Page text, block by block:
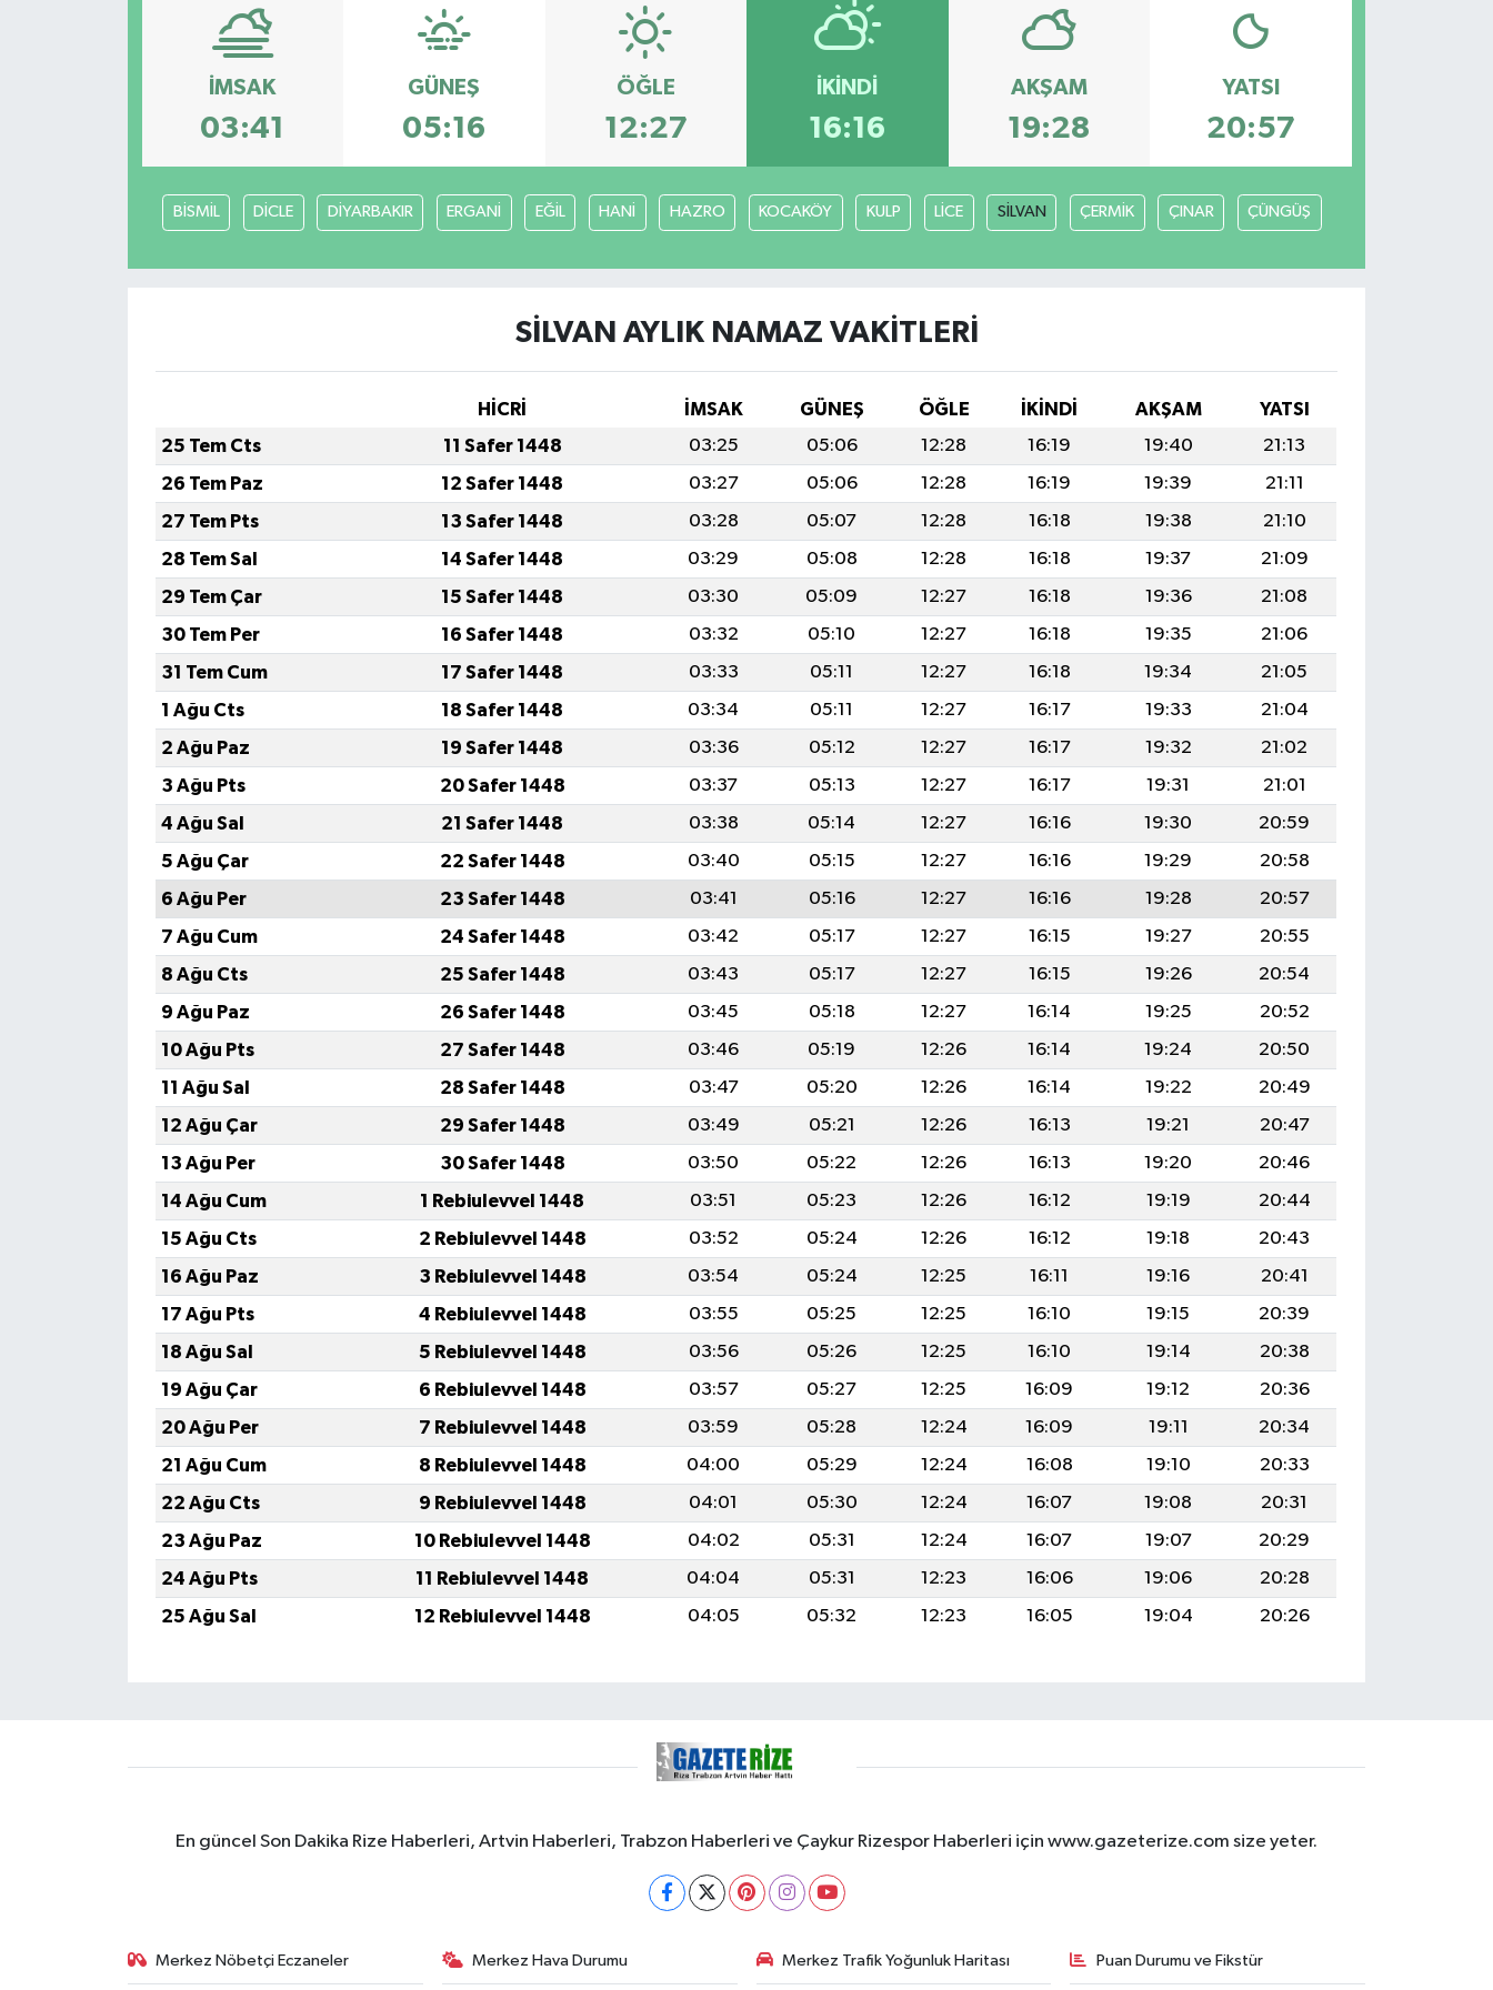
İMSAK
03:41
GÜNEŞ
05:16
ÖĞLE
12:27
İKINDI
16:16
AKŞAM
19:28
YATSI
20:57
BİSMİL DİCLE DİYARBAKIR ERGANİ EĞİL HANİ HAZRO KOCAKÖY KULP LİCE SİLVAN ÇERMİK ÇINAR ÇÜNGÜŞ
SİLVAN AYLIK NAMAZ VAKITLERI
HİCRİ İMSAK GÜNEŞ ÖĞLE İKINDI AKŞAM
YATSI
25 Tem Cts
11 Safer 1448 03:25 05:06 12:28 16:19 19:40
21:13
26 Tem Paz
12 Safer 1448 03:27 05:06 12:28 16:19 19:39
21:11
27 Tem Pts
13 Safer 1448 03:28 05:07 12:28 16:18 19:38
21:10
28 Tem Sal
14 Safer 1448 03:29 05:08 12:28 16:18 19:37
21:09
29 Tem Çar
15 Safer 1448 03:30 05:09 12:27 16:18 19:36
21:08
30 Tem Per
16 Safer 1448 03:32 05:10 12:27 16:18 19:35
21:06
31 Tem Cum
17 Safer 1448 03:33 05:11 12:27 16:18 19:34
21:05
1 Ağu Cts
18 Safer 1448 03:34 05:11 12:27 16:17 19:33
21:04
2 Ağu Paz
19 Safer 1448 03:36 05:12 12:27 16:17 19:32
21:02
3 Ağu Pts
20 Safer 1448 03:37 05:13 12:27 16:17 19:31
21:01
4 Ağu Sal
21 Safer 1448 03:38 05:14 12:27 16:16 19:30
20:59
5 Ağu Çar
22 Safer 1448 03:40 05:15 12:27 16:16 19:29
20:58
6 Ağu Per
23 Safer 1448 03:41 05:16 12:27 16:16 19:28
20:57
7 Ağu Cum
24 Safer 1448 03:42 05:17 12:27 16:15 19:27
20:55
8 Ağu Cts
25 Safer 1448 03:43 05:17 12:27 16:15 19:26
20:54
9 Ağu Paz
26 Safer 1448 03:45 05:18 12:27 16:14 19:25
20:52
10 Ağu Pts
27 Safer 1448 03:46 05:19 12:26 16:14 19:24
20:50
11 Ağu Sal
28 Safer 1448 03:47 05:20 12:26 16:14 19:22
20:49
12 Ağu Çar
29 Safer 1448 03:49 05:21 12:26 16:13 19:21
20:47
13 Ağu Per
30 Safer 1448 03:50 05:22 12:26 16:13 19:20
20:46
14 Ağu Cum
1 Rebiulevvel 1448 03:51 05:23 12:26 16:12 19:19
20:44
15 Ağu Cts
2 Rebiulevvel 1448 03:52 05:24 12:26 16:12 19:18
20:43
16 Ağu Paz
3 Rebiulevvel 1448 03:54 05:24 12:25 16:11 19:16
20:41
17 Ağu Pts
4 Rebiulevvel 1448 03:55 05:25 12:25 16:10 19:15
20:39
18 Ağu Sal
5 Rebiulevvel 1448 03:56 05:26 12:25 16:10 19:14
20:38
19 Ağu Çar
6 Rebiulevvel 1448 03:57 05:27 12:25 16:09 19:12
20:36
20 Ağu Per
7 Rebiulevvel 1448 03:59 05:28 12:24 16:09 19:11
20:34
21 Ağu Cum
8 Rebiulevvel 1448 04:00 05:29 12:24 16:08 19:10
20:33
22 Ağu Cts
9 Rebiulevvel 1448 04:01 05:30 12:24 16:07 19:08
20:31
23 Ağu Paz
10 Rebiulevvel 1448 04:02 05:31 12:24 16:07 19:07
20:29
24 Ağu Pts
11 Rebiulevvel 1448 04:04 05:31 12:23 16:06 19:06
20:28
25 Ağu Sal
12 Rebiulevvel 1448 04:05 05:32 12:23 16:05 19:04 20:26
En güncel Son Dakika Rize Haberleri, Artvin Haberleri, Trabzon Haberleri ve Çaykur Rizespor Haberleri için www.gazeterize.com size yeter.
Merkez Nöbetçi Eczaneler Merkez Hava Durumu Merkez Trafik Yoğunluk Haritası Puan Durumu ve Fikstür
EKONOMİ
Gayrimenkul
HABERDE İNSAN
KÜLTÜR SANAT
SPOR HABERLERİ
ÜLKE GÜNDEMİ